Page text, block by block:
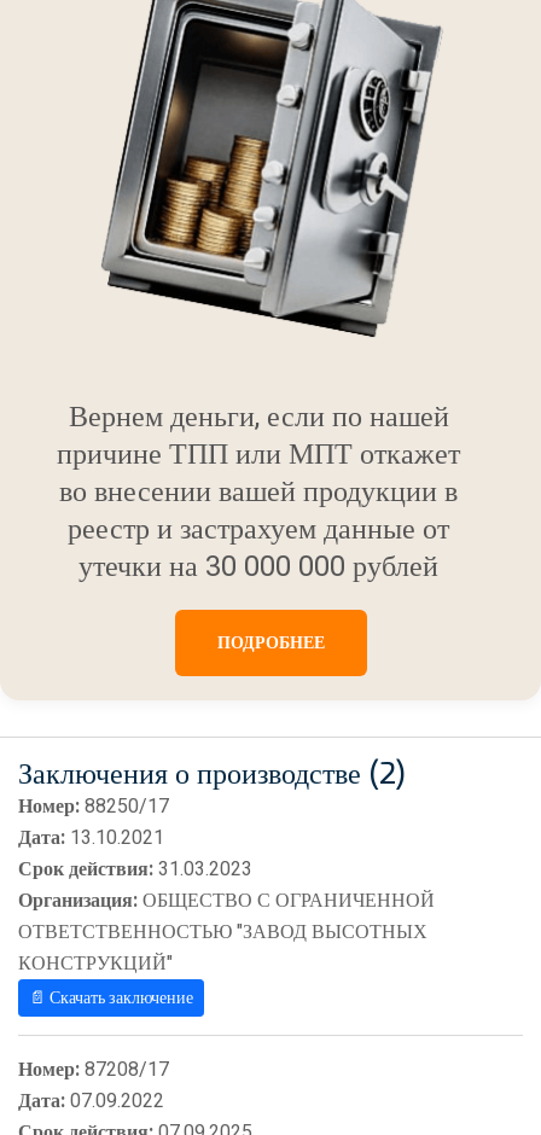
Вернем деньги, если по нашей
причине ТПП или МПТ откажет
во внесении вашей продукции в
реестр и застрахуем данные от
утечки на 30 000 000 рублей
ПОДРОБНЕЕ
Заключения о производстве (2)
Номер:88250/17
Дата: 13.10.2021
Срок действия:31.03.2023
Организация:ОБЩЕСТВО С ОГРАНИЧЕННОЙ
ОТВЕТСТВЕННОСТЬЮ "ЗАВОД ВЫСОТНЫХ
КОНСТРУКЦИЙ"
📄 Скачать заключение
Номер:87208/17
Дата:07.09.2022